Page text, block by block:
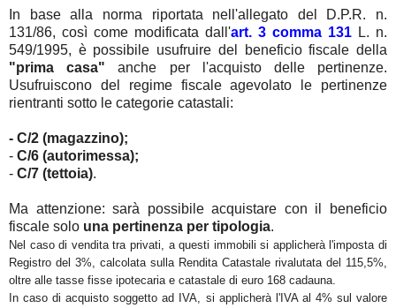
In base alla norma riportata nell'allegato del D.P.R. n.
131/86, così come modificata dall'art. 3 comma 131 L. n.
549/1995, è possibile usufruire del beneficio fiscale della
"prima casa" anche per l'acquisto delle pertinenze.
Usufruiscono del regime fiscale agevolato le pertinenze
rientranti sotto le categorie catastali:
- C/2 (magazzino);
- C/6 (autorimessa);
- C/7 (tettoia).
Ma attenzione: sarà possibile acquistare con il beneficio
fiscale solo una pertinenza per tipologia.
Nel caso di vendita tra privati, a questi immobili si applicherà l'imposta di
Registro del 3%, calcolata sulla Rendita Catastale rivalutata del 115,5%,
oltre alle tasse fisse ipotecaria e catastale di euro 168 cadauna.
In caso di acquisto soggetto ad IVA, si applicherà l'IVA al 4% sul valore